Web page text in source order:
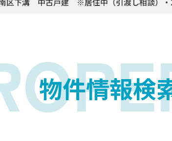
物件情報検